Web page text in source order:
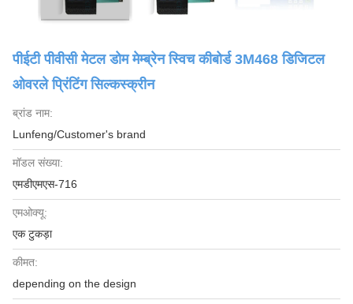
पीईटी पीवीसी मेटल डोम मेम्ब्रेन स्विच कीबोर्ड 3M468 डिजिटल
ओवरले प्रिंटिंग सिल्कस्क्रीन
ब्रांड नाम:
Lunfeng/Customer's brand
मॉडल संख्या:
एमडीएमएस-716
एमओक्यू:
एक टुकड़ा
कीमत:
depending on the design